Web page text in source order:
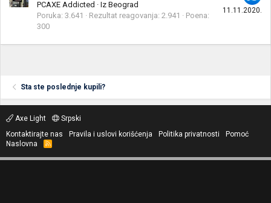
11.11.2020.
PCAXE Addicted · Iz Beograd
Poruka 3.641 Rezultat reagovanja 2.941
Poena
300
Sta ste poslednje kupili?
Axe Light
Srpski
Kontaktirajte nas
Pravila i uslovi korišćenja Politika privatnosti
Pomoć
Naslovna
R
S